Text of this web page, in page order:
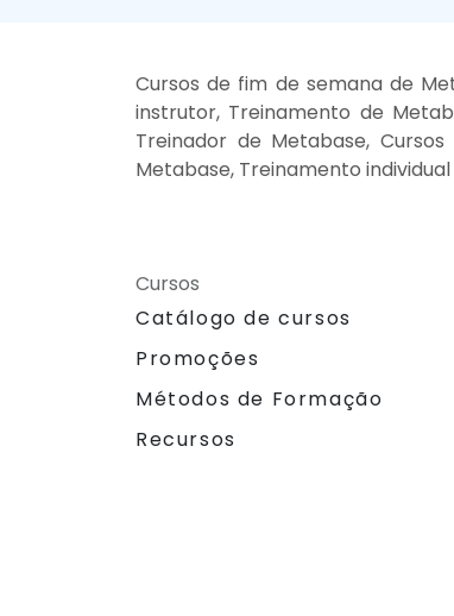
Cursos de fim de semana de
instrutor, Treinamento de
Treinador de Metabase,
Metabase, Treinamento
Cursos
Catálogo de cursos
Promoções
Métodos de Formação
Recursos